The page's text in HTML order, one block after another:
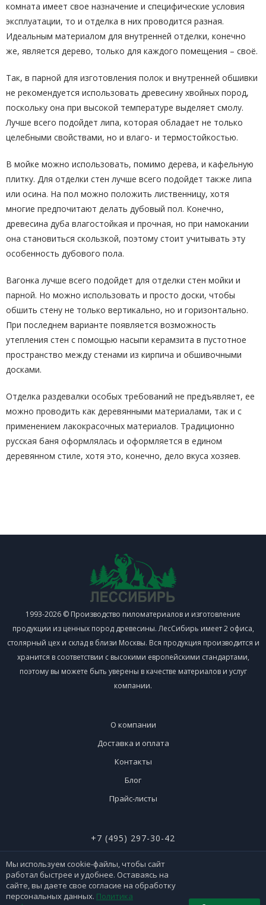
комната имеет свое назначение и специфические условия
эксплуатации, то и отделка в них проводится разная.
Идеальным материалом для внутренней отделки, конечно
же, является дерево, только для каждого помещения – своё.
Так, в парной для изготовления полок и внутренней обшивки
не рекомендуется использовать древесину хвойных пород,
поскольку она при высокой температуре выделяет смолу.
Лучше всего подойдет липа, которая обладает не только
целебными свойствами, но и влаго- и термостойкостью.
В мойке можно использовать, помимо дерева, и кафельную
плитку. Для отделки стен лучше всего подойдет также липа
или осина. На пол можно положить лиственницу, хотя
многие предпочитают делать дубовый пол. Конечно,
древесина дуба влагостойкая и прочная, но при намокании
она становиться скользкой, поэтому стоит учитывать эту
особенность дубового пола.
Вагонка лучше всего подойдет для отделки стен мойки и
парной. Но можно использовать и просто доски, чтобы
обшить стену не только вертикально, но и горизонтально.
При последнем варианте появляется возможность
утепления стен с помощью насыпи керамзита в пустотное
пространство между стенами из кирпича и обшивочными
досками.
Отделка раздевалки особых требований не предъявляет, ее
можно проводить как деревянными материалами, так и с
применением лакокрасочных материалов. Традиционно
русская баня оформлялась и оформляется в едином
деревянном стиле, хотя это, конечно, дело вкуса хозяев.
1993-2026 © Производство пиломатериалов и изготовление
продукции из ценных пород древесины. ЛесСибирь имеет 2 офиса,
столярный цех и склад в близи Москвы. Вся продукция производится и
хранится в соответствии с высокими европейскими стандартами,
поэтому вы можете быть уверены в качестве материалов и услуг
компании.
О компании
Доставка и оплата
Контакты
Блог
Прайс-листы
+7 (495) 297-30-42
+7 (926) 365-51-90
Мы используем cookie-файлы, чтобы сайт
работал быстрее и удобнее. Оставаясь на
сайте, вы даете свое согласие на обработку
персональных данных. Политика